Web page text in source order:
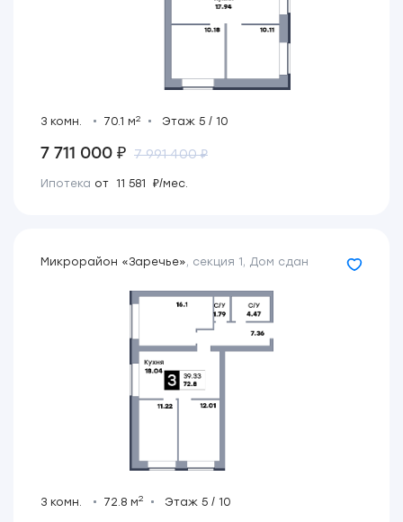
3 комн. 70.1 м2 Этаж 5 / 10
7 711 000 ₽ 7 991 400 ₽
Ипотека от 11 581 ₽/мес.
Микрорайон «Заречье», секция 1 , Дом сдан
3 комн. 72.8 м2 Этаж 5 / 10